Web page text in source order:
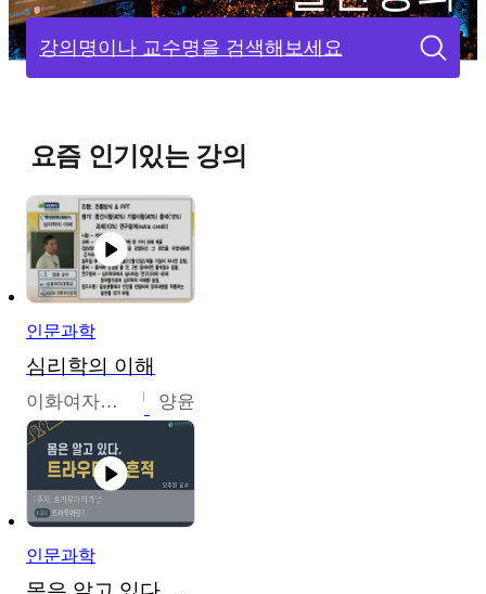
강의명이나 교수명을 검색해보세요
요즘 인기있는 강의
인문과학
심리학의 이해
이화여자대학교 양윤
인문과학